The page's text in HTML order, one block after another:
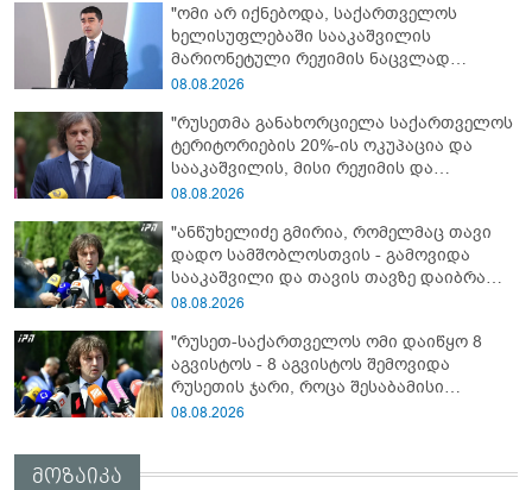
მსმენია ქართველების მიერ ტყვეების
დახვრეტაზე"
"ომი არ იქნებოდა, საქართველოს
ხელისუფლებაში სააკაშვილის
მარიონეტული რეჟიმის ნაცვლად
„ქართული ოცნების“ მსგავსი
2008 წლის ომი თუ არ იქნებოდა, დიდი
ალბათობით, არც უკრაინის ომი
იქნებოდა"
08.08.2026
"რუსეთმა განახორციელა საქართველოს
ტერიტორიების 20%-ის ოკუპაცია და
სააკაშვილის, მისი რეჟიმის და
„ნაცმოძრაობის“ ღალატი ვერანაირად
დანაშაული ჩვენი სახელმწიფოს წინაშე"
08.08.2026
"ანწუხელიძე გმირია, რომელმაც თავი
დადო სამშობლოსთვის - გამოვიდა
სააკაშვილი და თავის თავზე დაიბრალა
ანწუხელიძის გმირობა, სამარცხვინო
სააკაშვილისთვის შეგინებას თუ რაღაც
ამგვარს სთხოვდნენ მას"
08.08.2026
"რუსეთ-საქართველოს ომი დაიწყო 8
აგვისტოს - 8 აგვისტოს შემოვიდა
რუსეთის ჯარი, როცა შესაბამისი
განცხადება გააკეთა რუსეთის
რეჟიმმა დაბომბა ცხინვალი"
08.08.2026
მოზაიკა